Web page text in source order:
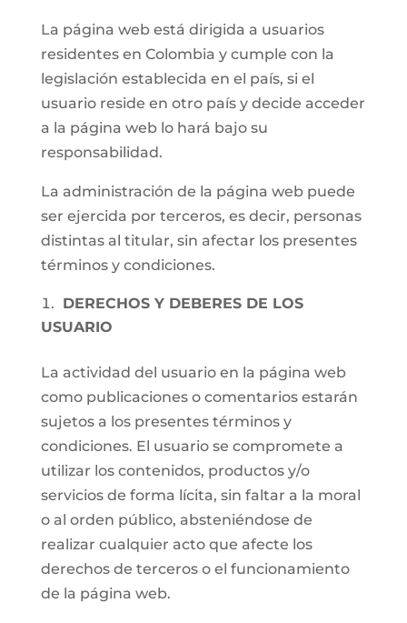
La página web está dirigida a usuarios
residentes en Colombia y cumple con la
legislación establecida en el país, si el
usuario reside en otro país y decide acceder
a la página web lo hará bajo su
responsabilidad.
La administración de la página web puede
ser ejercida por terceros, es decir, personas
distintas al titular, sin afectar los presentes
términos y condiciones.
DERECHOS Y DEBERES DE LOS
USUARIO
La actividad del usuario en la página web
como publicaciones o comentarios estarán
sujetos a los presentes términos y
condiciones. El usuario se compromete a
utilizar los contenidos, productos y/o
servicios de forma lícita, sin faltar a la moral
o al orden público, absteniéndose de
realizar cualquier acto que afecte los
derechos de terceros o el funcionamiento
de la página web.